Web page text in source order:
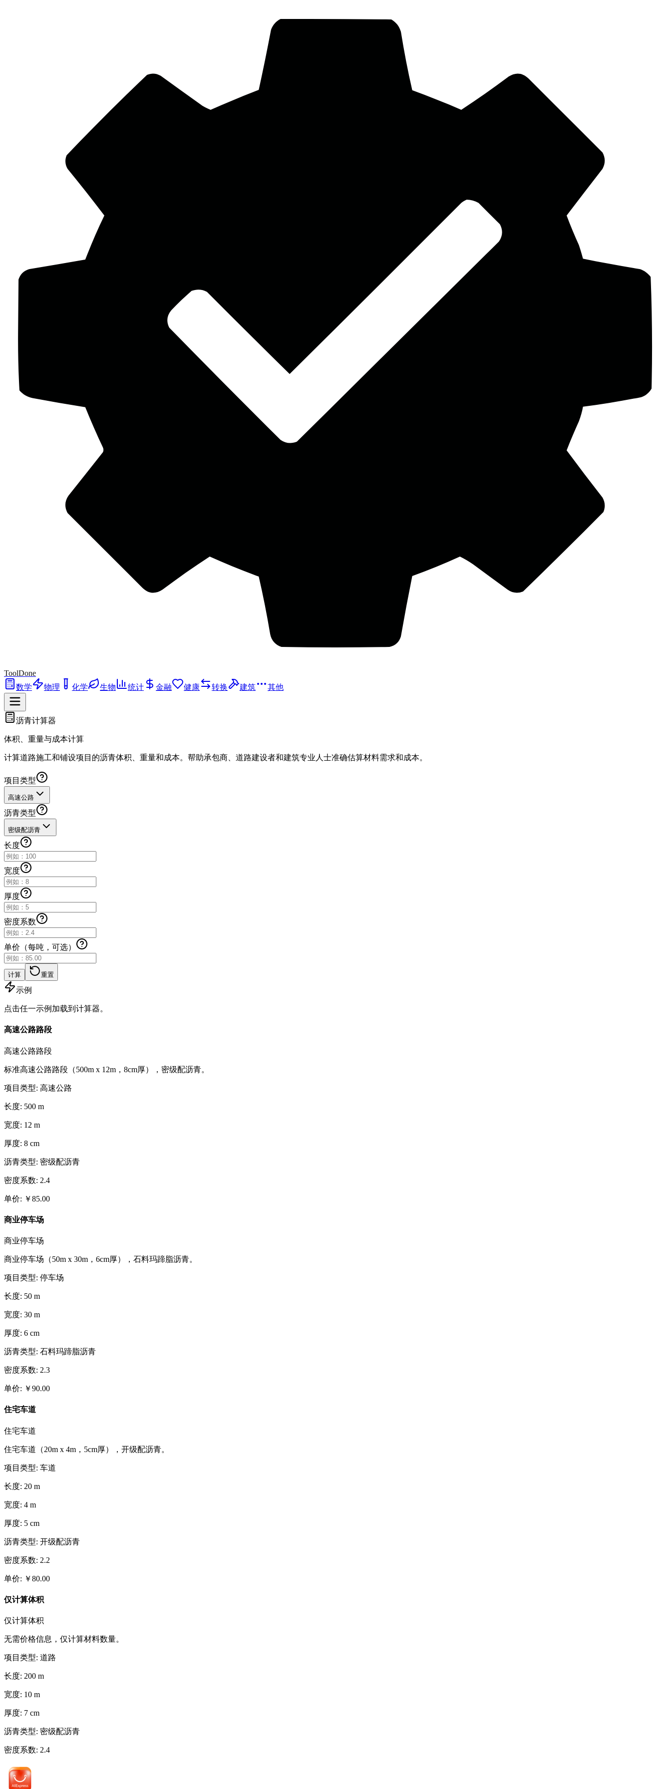
ToolDone
数学
物理 化学 生物 统计 金融 健康 转换 建筑 其他
沥青计算器
体积、重量与成本计算
计算道路施工和铺设项目的沥青体积、重量和成本。帮助承包商、道路建设者和建筑专业人士准确估算材料需求和成本。
项目类型
高速公路
沥青类型
密级配沥青
长度
宽度
厚度
密度系数
单价（每吨，可选）
计算 重置
示例
点击任一示例加载到计算器。
高速公路路段
高速公路路段
标准高速公路路段（500m x 12m，8cm厚），密级配沥青。
项目类型: 高速公路
长度: 500 m
宽度: 12 m
厚度: 8 cm
沥青类型: 密级配沥青
密度系数: 2.4
单价: ￥85.00
商业停车场
商业停车场
商业停车场（50m x 30m，6cm厚），石料玛蹄脂沥青。
项目类型: 停车场
长度: 50 m
宽度: 30 m
厚度: 6 cm
沥青类型: 石料玛蹄脂沥青
密度系数: 2.3
单价: ￥90.00
住宅车道
住宅车道
住宅车道（20m x 4m，5cm厚），开级配沥青。
项目类型: 车道
长度: 20 m
宽度: 4 m
厚度: 5 cm
沥青类型: 开级配沥青
密度系数: 2.2
单价: ￥80.00
仅计算体积
仅计算体积
无需价格信息，仅计算材料数量。
项目类型: 道路
长度: 200 m
宽度: 10 m
厚度: 7 cm
沥青类型: 密级配沥青
密度系数: 2.4